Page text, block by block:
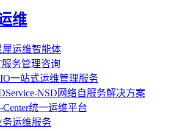
维
犀运维智能体
务管理咨询
一站式运维管理服务
NSD网络自服务解决方案
Center统一运维平台
务运维服务